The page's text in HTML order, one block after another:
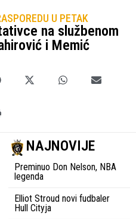
U PETAK
na službenom
i Memić
NAJNOVIJE
Preminuo Don Nelson, NBA
legenda
Elliot Stroud novi fudbaler
Hull Cityja